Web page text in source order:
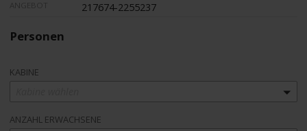
217674-2255237
Personen
KABINE
ANZAHL ERWACHSENE